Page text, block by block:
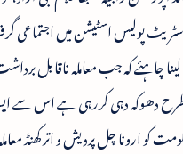
پولیس اسٹیشن میں اجتماعی
چاہئے کہ جب معاملہ ناقابل
دھوکہ دہی کررہی ہے اس سے
چل پردیش و اتر کھنڈ معاملہ